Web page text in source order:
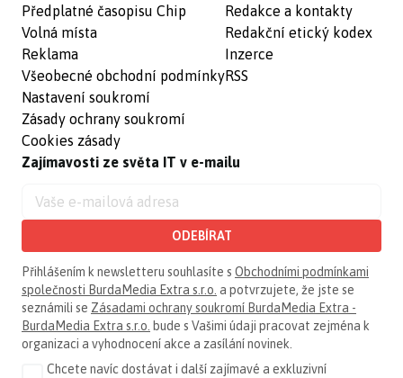
Předplatné časopisu Chip
Volná místa
Reklama
Všeobecné obchodní podmínky
Nastavení soukromí
Zásady ochrany soukromí
Cookies zásady
Redakce a kontakty
Redakční etický kodex
Inzerce
RSS
Zajímavosti ze světa IT v e-mailu
ODEBÍRAT
Přihlášením k newsletteru souhlasíte s Obchodními podmínkami
společnosti BurdaMedia Extra s.r.o. a potvrzujete, že jste se
seznámili se Zásadami ochrany soukromí BurdaMedia Extra -
BurdaMedia Extra s.r.o. bude s Vašimi údaji pracovat zejména k
organizaci a vyhodnocení akce a zasílání novinek.
Chcete navíc dostávat i další zajímavé a exkluzivní